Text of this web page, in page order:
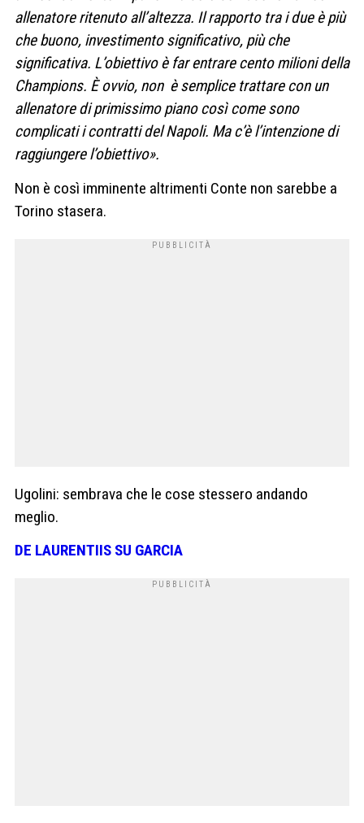
allenatore ritenuto all’altezza. Il rapporto tra i due è più
che buono, investimento significativo, più che
significativa. L’obiettivo è far entrare cento milioni della
Champions. È ovvio, non è semplice trattare con un
allenatore di primissimo piano così come sono
complicati i contratti del Napoli. Ma c’è l’intenzione di
raggiungere l’obiettivo».
Non è così imminente altrimenti Conte non sarebbe a
Torino stasera.
Ugolini: sembrava che le cose stessero andando
meglio.
DE LAURENTIIS SU GARCIA